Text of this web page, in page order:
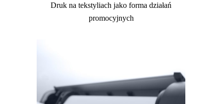
Druk na tekstyliach jako forma działań
promocyjnych